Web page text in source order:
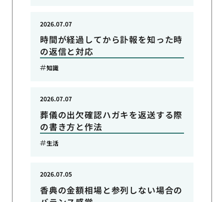
時間が経過してから訃報を知った時
の返信と対応
2026.07.07
知識
葬儀の出欠確認ハガキを返送する際
の書き方と作法
2026.07.07
生活
香典の金額相場と参列しない場合の
2026.07.05